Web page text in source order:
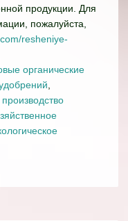
продукции. Для
пожалуйста,
resheniye-
органические
,
производство